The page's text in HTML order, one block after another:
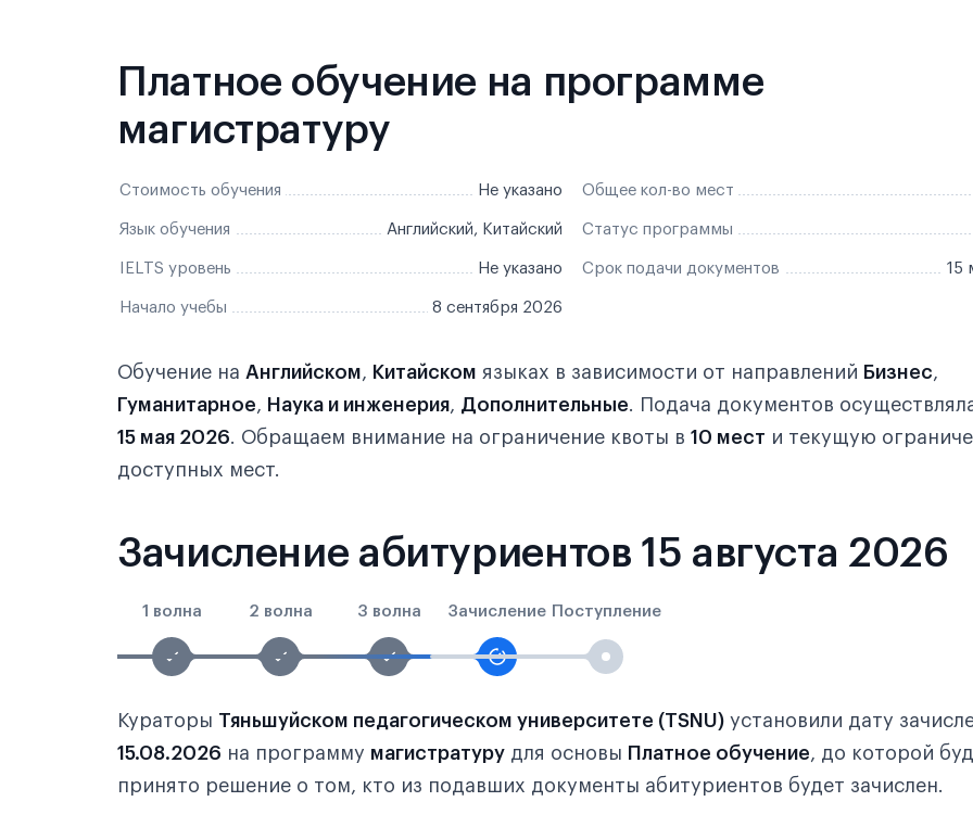
Платное обучение на программе
магистратуру
Стоимость обучения Не указано Общее кол-во мест
Язык обучения Английский, Китайский Статус программы
IELTS уровень Не указано Срок подачи документов 15
Начало учебы 8 сентября 2026
Обучение на Английском, Китайском языках в зависимости от направлений Бизнес,
Гуманитарное, Наука и инженерия, Дополнительные. Подача документов
15 мая 2026. Обращаем внимание на ограничение квоты в 10 мест и текущую
доступных мест.
Зачисление абитуриентов 15 августа 2026
1 волна 2 волна 3 волна Зачисление Поступление
Кураторы Тяньшуйском педагогическом университете (TSNU) установили дату
15.08.2026 на программу магистратуру для основы Платное обучение, до которой
принято решение о том, кто из подавших документы абитуриентов будет зачислен.